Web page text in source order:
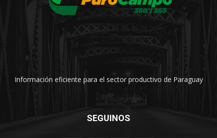
Información eficiente para el sector productivo de Paraguay
SEGUINOS